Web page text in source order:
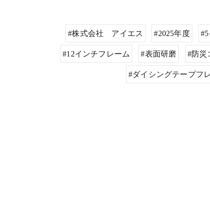
#株式会社 アイエス #2025年度
#12インチフレーム #表面研磨 #防災
#ダイシングテープフ